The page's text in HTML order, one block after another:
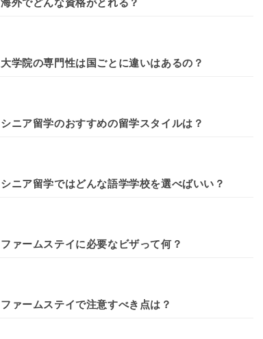
海外でどんな資格がとれる？
大学院の専門性は国ごとに違いはあるの？
シニア留学のおすすめの留学スタイルは？
シニア留学ではどんな語学学校を選べばいい？
ファームステイに必要なビザって何？
ファームステイで注意すべき点は？